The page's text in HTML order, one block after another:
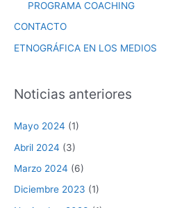
PROGRAMA COACHING
CONTACTO
ETNOGRÁFICA EN LOS MEDIOS
Noticias anteriores
Mayo 2024 (1)
Abril 2024 (3)
Marzo 2024 (6)
Diciembre 2023 (1)